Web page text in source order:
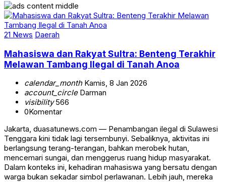
21 News Daerah
Mahasiswa dan Rakyat Sultra: Benteng Terakhir
Melawan Tambang Ilegal di Tanah Anoa
calendar_monthKamis, 8 Jan 2026
account_circleDarman
visibility566
0Komentar
Jakarta, duasatunews.com — Penambangan ilegal di Sulawesi
Tenggara kini tidak lagi tersembunyi. Sebaliknya, aktivitas ini
berlangsung terang-terangan, bahkan merobek hutan,
mencemari sungai, dan menggerus ruang hidup masyarakat.
Dalam konteks ini, kehadiran mahasiswa yang bersatu dengan
warga bukan sekadar simbol perlawanan. Lebih jauh, mereka